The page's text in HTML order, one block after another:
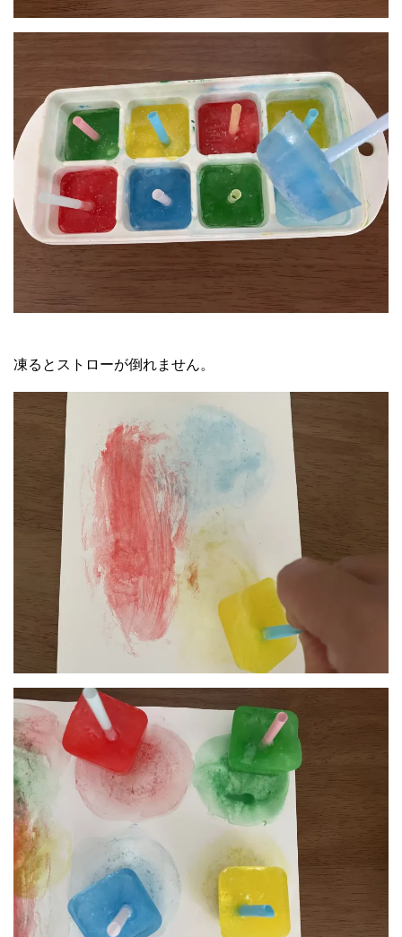
凍るとストローが倒れません。